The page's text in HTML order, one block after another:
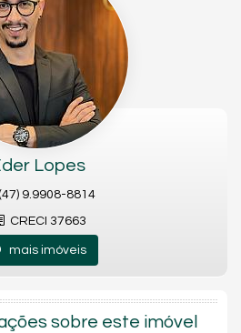
Lopes
9.9908-8814
CRECI 37663
mais imóveis
sobre este imóvel